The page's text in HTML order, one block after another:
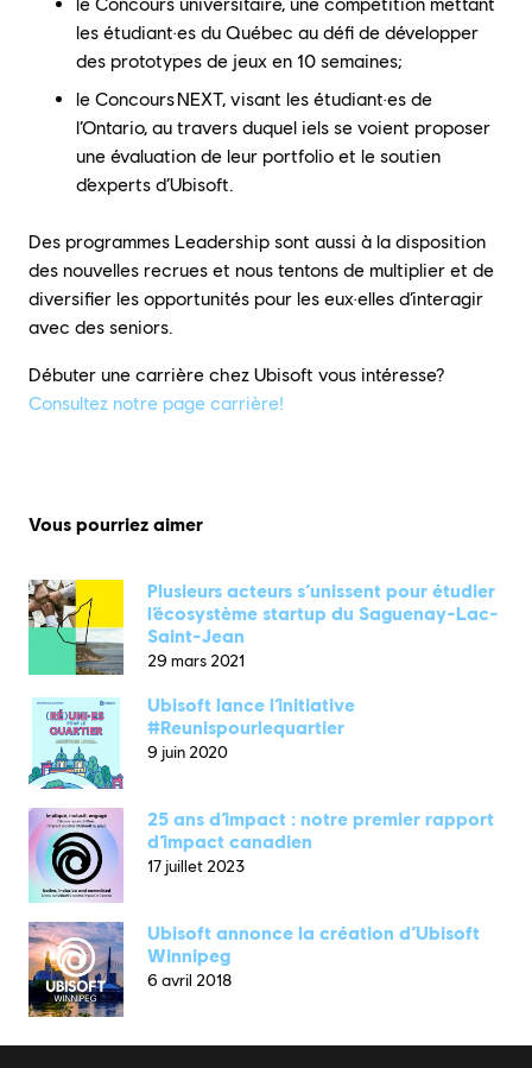
les étudiant·es du Québec au défi de développer
des prototypes de jeux en 10 semaines;
le Concours NEXT, visant les étudiant·es de
l’Ontario, au travers duquel iels se voient proposer
une évaluation de leur portfolio et le soutien
d’experts d’Ubisoft.
Des programmes Leadership sont aussi à la disposition
des nouvelles recrues et nous tentons de multiplier et de
diversifier les opportunités pour les eux·elles d’interagir
avec des seniors.
Débuter une carrière chez Ubisoft vous intéresse?
Consultez notre page carrière!
Vous pourriez aimer
Plusieurs acteurs s’unissent pour étudier
l’écosystème startup du Saguenay-Lac-
Saint-Jean
29 mars 2021
Ubisoft lance l’initiative
#Reunispourlequartier
9 juin 2020
25 ans d’impact : notre premier rapport
d’impact canadien
17 juillet 2023
Ubisoft annonce la création d’Ubisoft
Winnipeg
6 avril 2018